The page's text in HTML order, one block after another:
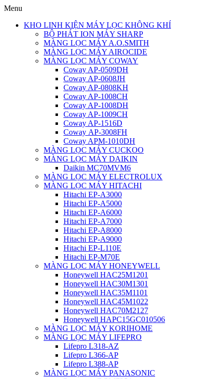
Menu
KHO LINH KIỆN MÁY LỌC KHÔNG KHÍ
BỘ PHÁT ION MÁY SHARP
MÀNG LỌC MÁY A.O.SMITH
MÀNG LỌC MÁY AIROCIDE
MÀNG LỌC MÁY COWAY
Coway AP-0509DH
Coway AP-0608JH
Coway AP-0808KH
Coway AP-1008CH
Coway AP-1008DH
Coway AP-1009CH
Coway AP-1516D
Coway AP-3008FH
Coway APM-1010DH
MÀNG LỌC MÁY CUCKOO
MÀNG LỌC MÁY DAIKIN
Daikin MC70MVM6
MÀNG LỌC MÁY ELECTROLUX
MÀNG LỌC MÁY HITACHI
Hitachi EP-A3000
Hitachi EP-A5000
Hitachi EP-A6000
Hitachi EP-A7000
Hitachi EP-A8000
Hitachi EP-A9000
Hitachi EP-L110E
Hitachi EP-M70E
MÀNG LỌC MÁY HONEYWELL
Honeywell HAC25M1201
Honeywell HAC30M1301
Honeywell HAC35M1101
Honeywell HAC45M1022
Honeywell HAC70M2127
Honeywell HAPC15GC010506
MÀNG LỌC MÁY KORIHOME
MÀNG LỌC MÁY LIFEPRO
Lifepro L318-AZ
Lifepro L366-AP
Lifepro L388-AP
MÀNG LỌC MÁY PANASONIC